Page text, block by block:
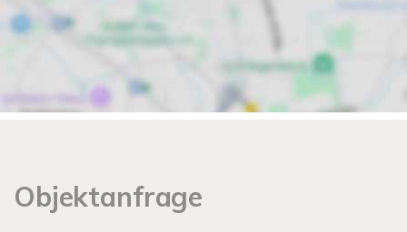
Objektanfrage